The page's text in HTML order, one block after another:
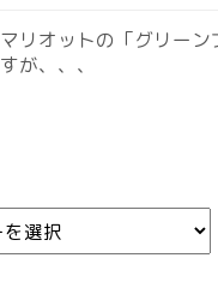
マリオットの「グリー
すが、、、